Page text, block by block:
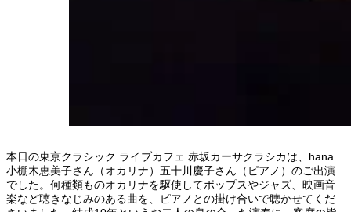
本日の東京クラシック ライブカフェ 赤坂カーサクラシカは、hana
小棚木恵美子さん（オカリナ）五十川慶子さん（ピアノ）のご出演
でした。何種類ものオカリナを駆使してポップスやジャズ、映画音
楽など聴きなじみのある曲を、ピアノとの掛け合いで聴かせてくだ